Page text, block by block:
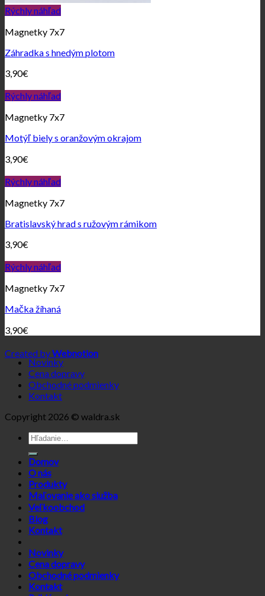
Rýchly náhľad
Magnetky 7x7
Záhradka s hnedým plotom
3,90€
Rýchly náhľad
Magnetky 7x7
Motýľ biely s oranžovým okrajom
3,90€
Rýchly náhľad
Magnetky 7x7
Bratislavský hrad s ružovým rámikom
3,90€
Rýchly náhľad
Magnetky 7x7
Mačka žíhaná
3,90€
Created byWebnotion
Novinky
Cena dopravy
Obchodné podmienky
Kontakt
Copyright 2026 © waldra.sk
Hľadať:
Domov
O nás
Produkty
Maľovanie ako služba
Veľkoobchod
Blog
Kontakt
Novinky
Cena dopravy
Obchodné podmienky
Kontakt